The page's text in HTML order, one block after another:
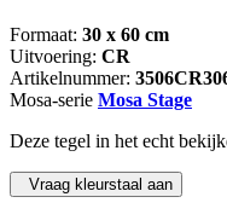
Formaat: 30 x 60 cm
Uitvoering: CR
Artikelnummer:
Mosa-serie Mosa Stage
Deze tegel in het echt
Vraag kleurstaal aan